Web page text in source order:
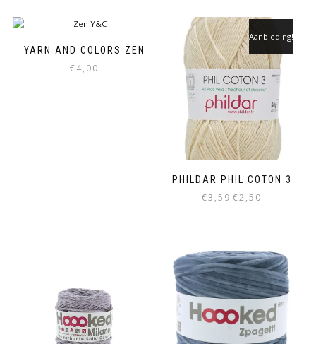
YARN AND COLORS ZEN
€4,00
PHILDAR PHIL COTON 3
Aanbieding!
€3,59€2,50